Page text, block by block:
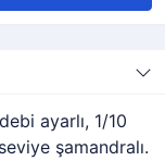
ayarlı, 1/10
şamandralı.